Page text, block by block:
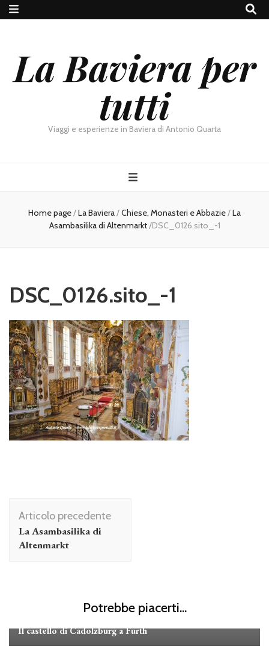
La Baviera per
tutti
Viaggi e esperienze in Baviera di Antonio Quarta
Home page/La Baviera/Chiese, Monasteri e Abbazie/La
Asambasilika di Altenmarkt/DSC_0126.sito_-1
DSC_0126.sito_-1
Navigazione
articolo
Articolo precedente
La Asambasilika di
Altenmarkt
Potrebbe piacerti...
La Baviera
Il castello di Cadolzburg a Fürth